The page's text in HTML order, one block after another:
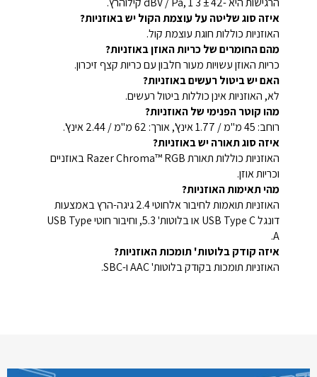
איזה סוג שליטה על עוצמת הקול יש באוזניות?
האוזניות כוללות חוגת עוצמת קול.
מהם החומרים של כריות האוזן באוזניות?
כריות האוזן עשויות מעור חלבון עם כריות קצף זיכרון.
האם יש ביטול רעשים באוזניות?
לא, האוזניות אינן כוללות ביטול רעשים.
מהו קוטר הפנימי של האוזניות?
רוחב: 45 מ"מ / 1.77 אינץ', אורך: 62 מ"מ / 2.44 אינץ'.
איזה סוג תאורה יש באוזניות?
האוזניות כוללות תאורת Razer Chroma™ RGB באוזניים
וכריות אוזן.
מהי תאימות האוזניות?
האוזניות תואמות לחיבור אלחוטי 2.4 גיגה-הרץ באמצעות
דונגל USB Type C או בלוטות' 5.3, וחיבור חוטי USB Type
A.
איזה קודק בלוטות' תומכות האוזניות?
האוזניות תומכות בקודק בלוטות' AAC ו-SBC.